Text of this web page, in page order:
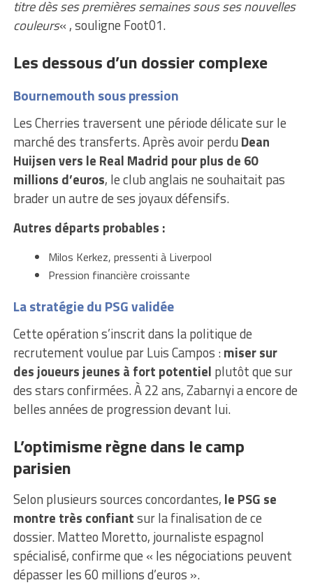
titre dès ses premières semaines sous ses nouvelles
couleurs« , souligne Foot01.
Les dessous d’un dossier complexe
Bournemouth sous pression
Les Cherries traversent une période délicate sur le
marché des transferts. Après avoir perdu Dean
Huijsen vers le Real Madrid pour plus de 60
millions d’euros, le club anglais ne souhaitait pas
brader un autre de ses joyaux défensifs.
Autres départs probables :
Milos Kerkez, pressenti à Liverpool
Pression financière croissante
La stratégie du PSG validée
Cette opération s’inscrit dans la politique de
recrutement voulue par Luis Campos :miser sur
des joueurs jeunes à fort potentiel plutôt que sur
des stars confirmées. À 22 ans, Zabarnyi a encore de
belles années de progression devant lui.
L’optimisme règne dans le camp
parisien
Selon plusieurs sources concordantes, le PSG se
montre très confiantsur la finalisation de ce
dossier. Matteo Moretto, journaliste espagnol
spécialisé, confirme que « les négociations peuvent
dépasser les 60 millions d’euros ».